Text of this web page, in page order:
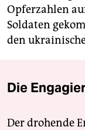
Opferzahlen
Soldaten
den
Die
Der drohende